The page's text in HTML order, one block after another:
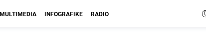
MULTIMEDIA INFOGRAFIKE RADIO